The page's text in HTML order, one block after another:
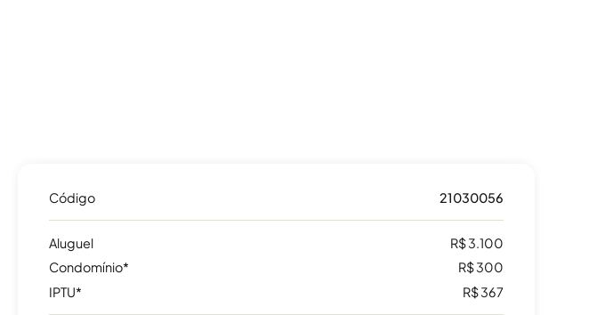
Código 21030056
Aluguel
R$ 3.100
Condomínio*
R$ 300
IPTU*
R$ 367